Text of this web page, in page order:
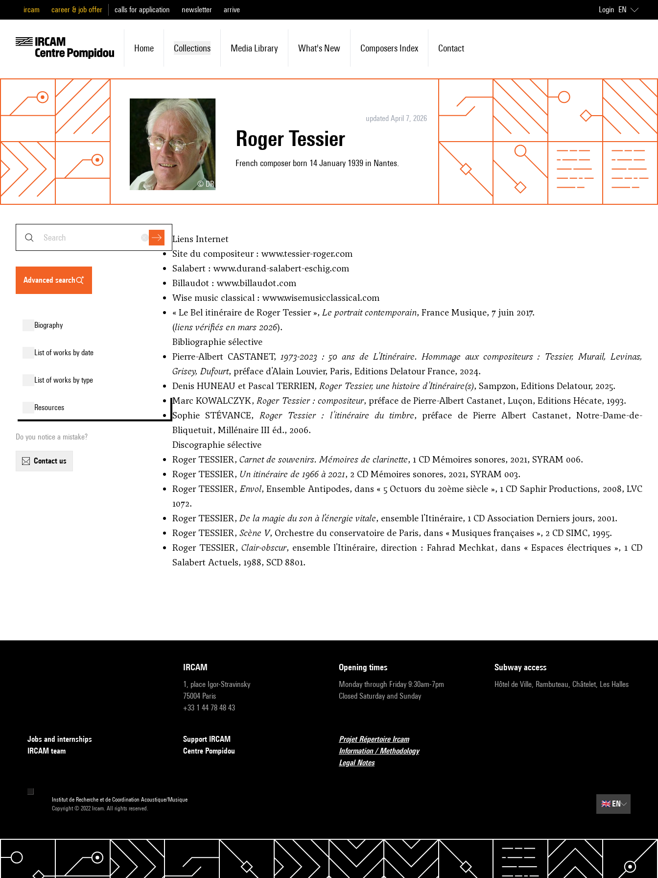
ircam career & job offer calls for application newsletter arrive Login EN
Home Collections Media Library What's New Composers Index Contact
© DR
updated April 7, 2026
Roger Tessier
French composer born 14 January 1939 in Nantes.
advanced search
biography
list of works by date
list of works by type
resources
Do you notice a mistake?
contact us
Liens Internet
Site du compositeur :www.tessier-roger.com
Salabert :www.durand-salabert-eschig.com
Billaudot :www.billaudot.com
Wise music classical :www.wisemusicclassical.com
« Le Bel itinéraire de Roger Tessier», Le portrait contemporain, France Musique, 7 juin 2017.
(liens vérifiés en mars 2026).
Bibliographie sélective
Pierre-Albert CASTANET,1973-2023 : 50 ans de L'Itinéraire. Hommage aux compositeurs : Tessier, Murail, Levinas,
Grisey, Dufourt, préface d'Alain Louvier, Paris, Editions Delatour France, 2024.
Denis HUNEAU et Pascal TERRIEN, Roger Tessier, une histoire d'Itinéraire(s), Sampzon, Editions Delatour, 2025.
Marc KOWALCZYK, Roger Tessier : compositeur, préface de Pierre-Albert Castanet, Luçon, Editions Hécate, 1993.
Sophie STÉVANCE, Roger Tessier : l'itinéraire du timbre, préface de Pierre Albert Castanet, Notre-Dame-de-
Bliquetuit, Millénaire III éd., 2006.
Discographie sélective
Roger TESSIER, Carnet de souvenirs. Mémoires de clarinette, 1 CD Mémoires sonores, 2021, SYRAM 006.
Roger TESSIER, Un itinéraire de 1966 à 2021, 2 CD Mémoires sonores, 2021, SYRAM 003.
Roger TESSIER, Envol, Ensemble Antipodes, dans « 5 Octuors du 20ème siècle », 1 CD Saphir Productions, 2008, LVC
1072.
Roger TESSIER,De la magie du son à l’énergie vitale, ensemble l'Itinéraire, 1 CD Association Derniers jours, 2001.
Roger TESSIER, Scène V, Orchestre du conservatoire de Paris, dans « Musiques françaises », 2 CD SIMC, 1995.
Roger TESSIER, Clair-obscur, ensemble l'Itinéraire, direction : Fahrad Mechkat, dans « Espaces électriques », 1 CD
Salabert Actuels, 1988, SCD 8801.
IRCAM
1, place Igor-Stravinsky
75004 Paris
+33 1 44 78 48 43
opening times
Monday through Friday 9:30am-7pm
Closed Saturday and Sunday
subway access
Hôtel de Ville, Rambuteau, Châtelet, Les Halles
Jobs and internships
IRCAM team
Support IRCAM
Centre Pompidou
Projet Répertoire Ircam
Information / Methodology
Legal Notes
Institut de Recherche et de Coordination Acoustique/Musique
Copyright © 2022 Ircam. All rights reserved.
🇬🇧EN